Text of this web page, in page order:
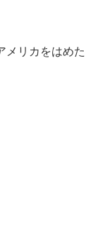
メリカをはめた